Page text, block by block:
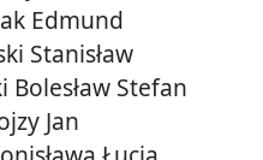
Edmund
Stanisław
Bolesław Stefan
Jan